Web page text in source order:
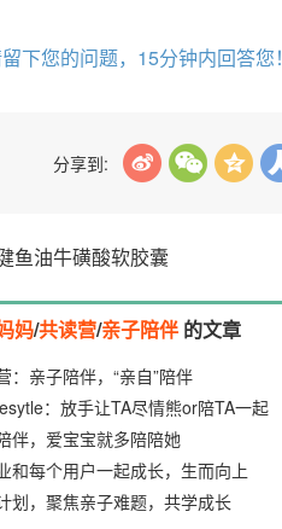
下您的问题，15分钟内回答您！
分享到:
鱼油牛磺酸软胶囊
妈/共读营/亲子陪伴 的文章
：亲子陪伴，“亲自”陪伴
：放手让TA尽情熊or陪TA一起
伴，爱宝宝就多陪陪她
和每个用户一起成长，生而向上
划，聚焦亲子难题，共学成长